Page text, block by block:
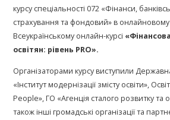
курсу спеціальності 072 «Фінанси,
страхування та фондовий» в
Всеукраїнському онлайн-курсі
освітян: рівень PRO».
Організаторами курсу виступили
«Інститут модернізації змісту освіти»,
People», ГО «Агенція сталого розвитку та
також інші громадські організації та